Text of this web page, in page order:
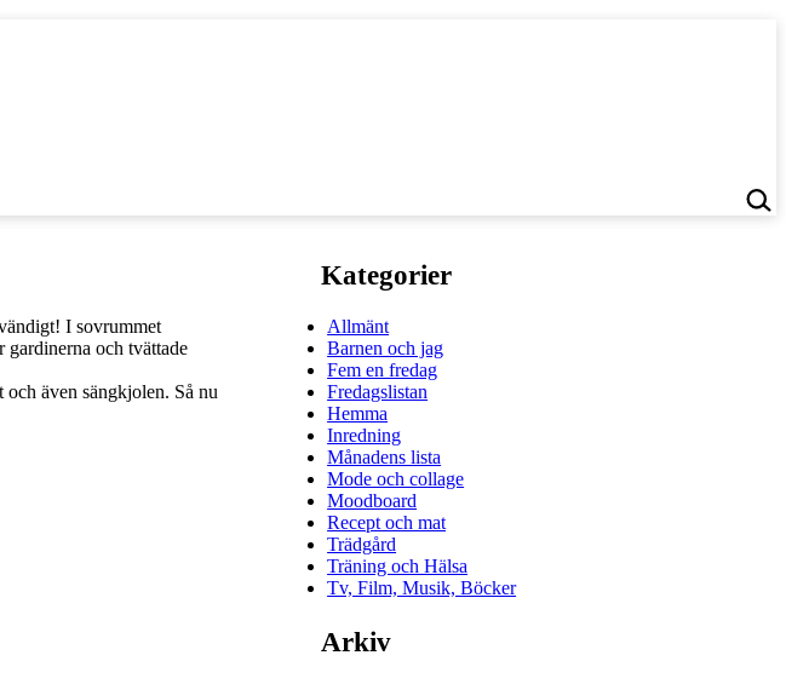
I sovrummet
gardinerna och tvättade
och även sängkjolen. Så nu
Kategorier
Allmänt
Barnen och jag
Fem en fredag
Fredagslistan
Hemma
Inredning
Månadens lista
Mode och collage
Moodboard
Recept och mat
Trädgård
Träning och Hälsa
Tv, Film, Musik, Böcker
Arkiv